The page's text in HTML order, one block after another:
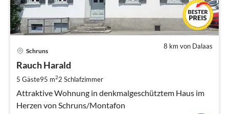
8 km von Dalaas
Schruns
Rauch Harald
5 Gäste95 m22 Schlafzimmer
Attraktive Wohnung in denkmalgeschütztem Haus im
Herzen von Schruns/Montafon